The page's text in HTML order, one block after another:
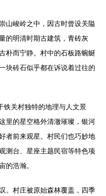
山峻岭之中，因古时曾设关隘
的明清时期古建筑，青砖灰
朴而宁静。村中的石板路蜿蜒
块砖石似乎都在诉说着过往的
铁关村独特的地理与人文景
里的星空格外清澈璀璨，银河
者前来观星。村民们也巧妙地
测台、星座主题民宿等特色项
的浩瀚。
。村庄被原始森林覆盖，四季